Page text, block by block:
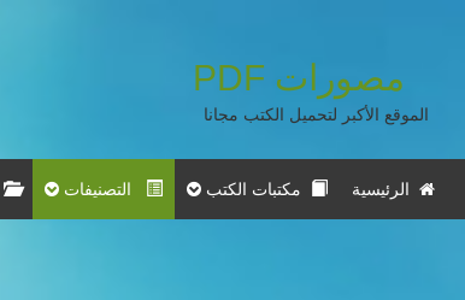
مصورات PDF
الموقع الأكبر لتحميل الكتب مجانا
الرئيسية مكتبات الكتب التصنيفات